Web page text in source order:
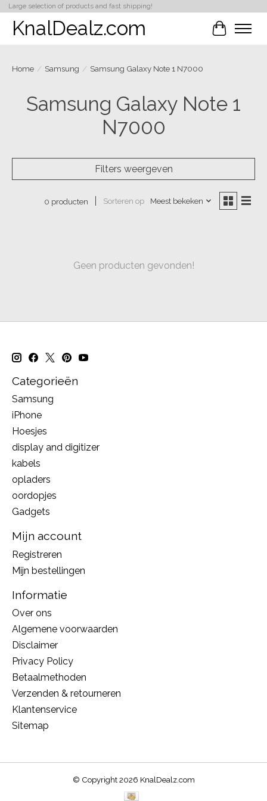
Large selection of products and fast shipping!
KnalDealz.com
Home / Samsung / Samsung Galaxy Note 1 N7000
Samsung Galaxy Note 1
N7000
Filters weergeven
0 producten Sorteren op Meest bekeken
Geen producten gevonden!
Categorieën
Samsung
iPhone
Hoesjes
display and digitizer
kabels
opladers
oordopjes
Gadgets
Mijn account
Registreren
Mijn bestellingen
Informatie
Over ons
Algemene voorwaarden
Disclaimer
Privacy Policy
Betaalmethoden
Verzenden & retourneren
Klantenservice
Sitemap
© Copyright 2026 KnalDealz.com